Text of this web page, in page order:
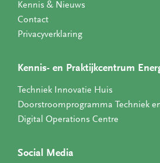
Kennis & Nieuws
Contact
Privacyverklaring
Kennis- en Praktijkcentrum
Techniek Innovatie Huis
Doorstroomprogramma Techniek en
Digital Operations Centre
Social Media